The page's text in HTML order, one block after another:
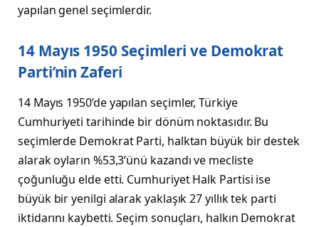
yapılan genel seçimlerdir.
14 Mayıs 1950 Seçimleri ve Demokrat
Parti’nin Zaferi
14 Mayıs 1950’de yapılan seçimler, Türkiye
Cumhuriyeti tarihinde bir dönüm noktasıdır. Bu
seçimlerde Demokrat Parti, halktan büyük bir destek
alarak oyların %53,3’ünü kazandı ve mecliste
çoğunluğu elde etti. Cumhuriyet Halk Partisi ise
büyük bir yenilgi alarak yaklaşık 27 yıllık tek parti
iktidarını kaybetti. Seçim sonuçları, halkın Demokrat